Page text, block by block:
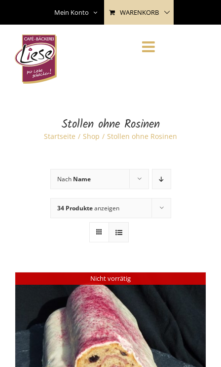
content
Mein Konto WARENKORB
Stollen ohne Rosinen
Startseite Shop Stollen ohne Rosinen
Nach Name
34 Produkteanzeigen
Nicht vorrätig